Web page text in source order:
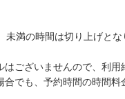
満の時間は切り上げとな
はございませんので、利用
合でも、予約時間の時間料